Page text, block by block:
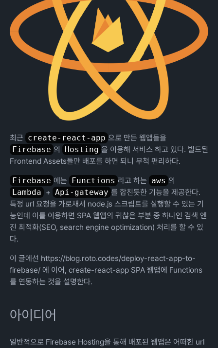
최근 create-react-app 으로 만든 웹앱들을
Firebase 의 Hosting 을 이용해 서비스 하고 있다. 빌드된
Frontend Assets들만 배포를 하면 되니 무척 편리하다.
Firebase 에는 Functions 라고 하는 aws 의
Lambda + Api-gateway 를 합친듯한 기능을 제공한다.
특정 url 요청을 가로채서 node.js 스크립트를 실행할 수 있는 기
능인데 이를 이용하면 SPA 웹앱의 귀찮은 부분 중 하나인 검색 엔
진 최적화(SEO, search engine optimization) 처리를 할 수 있
다.
이 글에선 https://blog.roto.codes/deploy-react-app-to-
firebase/ 에 이어, create-react-app SPA 웹앱에 Functions
를 연동하는 것을 설명한다.
아이디어
일반적으로 Firebase Hosting을 통해 배포된 웹앱은 어떠한 url